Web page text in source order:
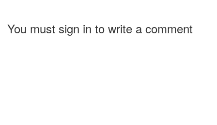
You must sign in to write a comment